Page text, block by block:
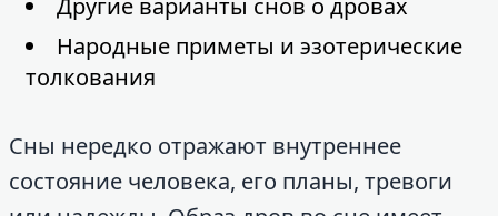
Народные приметы и эзотерические
толкования
Сны нередко отражают внутреннее
состояние человека, его планы, тревоги